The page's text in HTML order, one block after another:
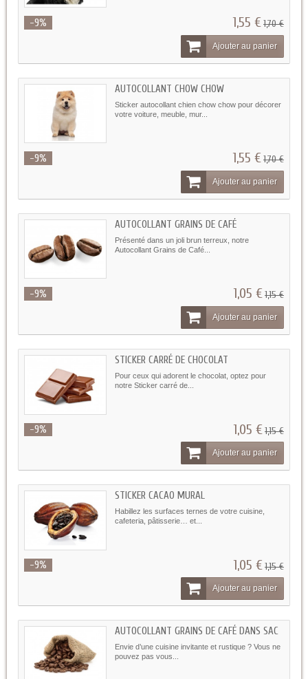
-9% 1,55 €1,70 €
Ajouter au panier
AUTOCOLLANT CHOW CHOW
Sticker autocollant chien chow chow pour décorer
votre voiture, meuble, mur...
-9% 1,55 €1,70 €
Ajouter au panier
AUTOCOLLANT GRAINS DE CAFÉ
Présenté dans un joli brun terreux, notre
Autocollant Grains de Café...
-9% 1,05 €1,15 €
Ajouter au panier
STICKER CARRÉ DE CHOCOLAT
Pour ceux qui adorent le chocolat, optez pour
notre Sticker carré de...
-9% 1,05 € 1,15 €
Ajouter au panier
STICKER CACAO MURAL
Habillez les surfaces ternes de votre cuisine,
cafeteria, pâtisserie… et...
-9% 1,05 € 1,15 €
Ajouter au panier
AUTOCOLLANT GRAINS DE CAFÉ DANS SAC
Envie d’une cuisine invitante et rustique ? Vous ne
pouvez pas vous...